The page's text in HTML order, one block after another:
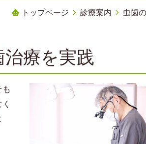
トップページ 診療案内 虫歯
療を実践